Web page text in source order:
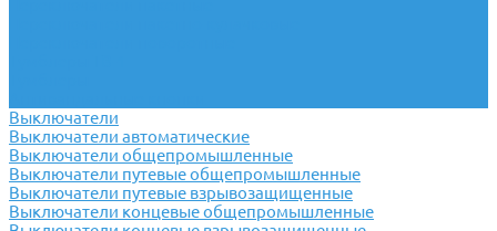
Выключатели
Выключатели автоматические
Выключатели общепромышленные
Выключатели путевые общепромышленные
Выключатели путевые взрывозащищенные
Выключатели концевые общепромышленные